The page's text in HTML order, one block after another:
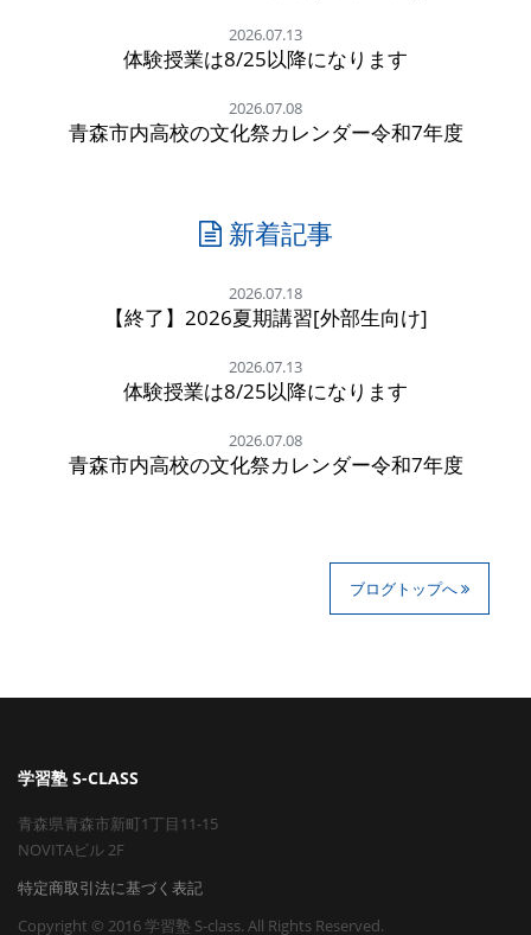
2026.07.13
体験授業は8/25以降になります
2026.07.08
青森市内高校の文化祭カレンダー令和7年度
新着記事
2026.07.18
【終了】2026夏期講習[外部生向け]
2026.07.13
体験授業は8/25以降になります
2026.07.08
青森市内高校の文化祭カレンダー令和7年度
ブログトップへ
学習塾 S-CLASS
青森県青森市新町1丁目11-15
NOVITAビル 2F
特定商取引法に基づく表記
Copyright © 2016 学習塾 S-class. All Rights Reserved.